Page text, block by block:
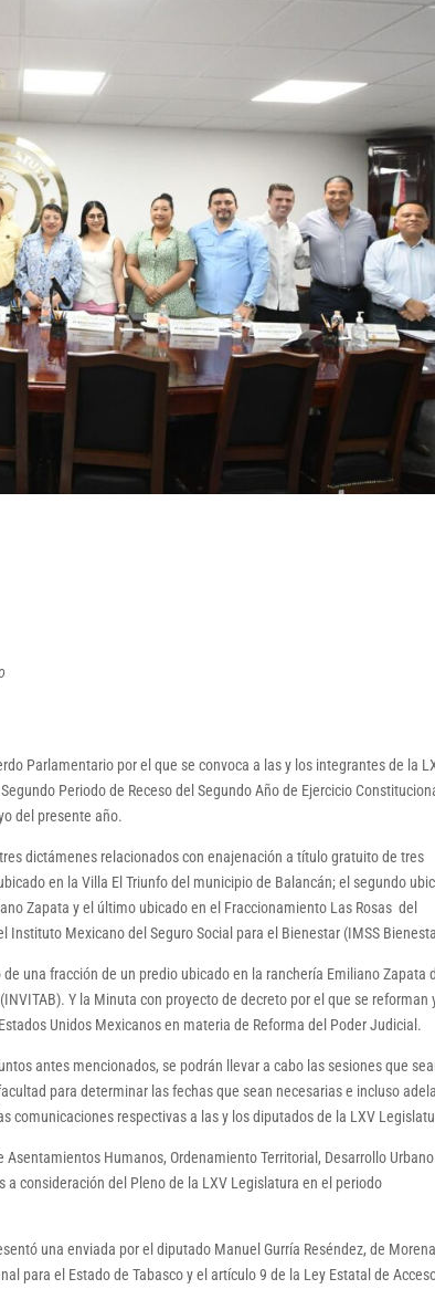
Parlamentario por el que se convoca a las y los integrantes de la
Periodo de Receso del Segundo Año de Ejercicio
del presente año.
dictámenes relacionados con enajenación a título gratuito de tres
en la Villa El Triunfo del municipio de Balancán; el segundo
Zapata y el último ubicado en el Fraccionamiento Las Rosas del
Mexicano del Seguro Social para el Bienestar (IMSS
una fracción de un predio ubicado en la ranchería Emiliano Zapata
Y la Minuta con proyecto de decreto por el que se reforman
Unidos Mexicanos en materia de Reforma del Poder Judicial.
antes mencionados, se podrán llevar a cabo las sesiones que
para determinar las fechas que sean necesarias e incluso
comunicaciones respectivas a las y los diputados de la LXV
Humanos, Ordenamiento Territorial, Desarrollo
consideración del Pleno de la LXV Legislatura en el periodo
una enviada por el diputado Manuel Gurría Reséndez, de
para el Estado de Tabasco y el artículo 9 de la Ley Estatal de